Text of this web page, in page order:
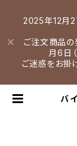
2025年12月
ご注文商品
月6日
ご迷惑をお掛
バ